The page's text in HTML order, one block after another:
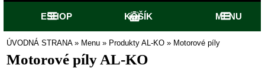
ESHOP KOŠÍK MENU
ÚVODNÁ STRANA» Menu » Produkty AL-KO » Motorové píly
Motorové píly AL-KO